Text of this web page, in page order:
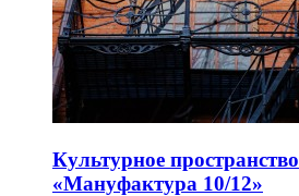
Культурное пространство
«Мануфактура 10/12»